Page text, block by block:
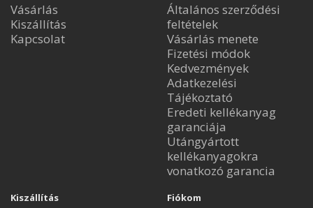
Vásárlás
Kiszállítás
Kapcsolat
Általános szerződési
feltételek
Vásárlás menete
Fizetési módok
Kedvezmények
Adatkezelési
Tájékoztató
Eredeti kellékanyag
garanciája
Utángyártott
kellékanyagokra
vonatkozó garancia
Kiszállítás Fiókom